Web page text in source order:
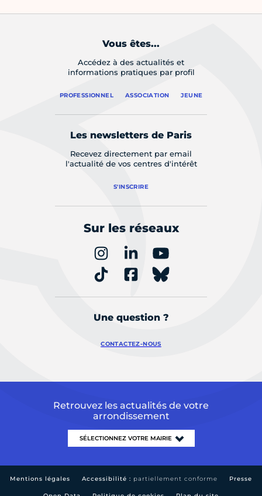
Vous êtes...
Accédez à des actualités et
informations pratiques par profil
PROFESSIONNEL ASSOCIATION JEUNE
Les newsletters de Paris
Recevez directement par email
l'actualité de vos centres d'intérêt
S'INSCRIRE
Sur les réseaux
Une question ?
CONTACTEZ-NOUS
Retrouvez les actualités de votre
arrondissement
Mentions légales Accessibilité : partiellement conforme Presse